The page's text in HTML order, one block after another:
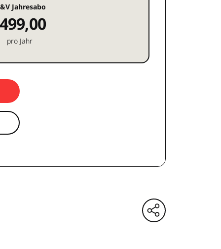
Jahresabo
499,00
pro Jahr